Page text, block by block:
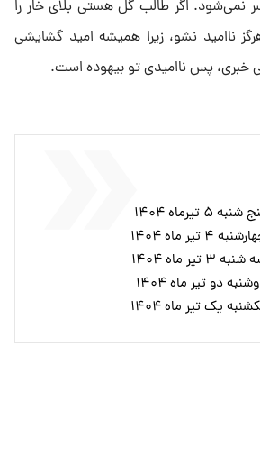
نمی‌شود. اگر طالب گل هستی بلای خار را
ناامید نشو، زیرا همیشه امید گشایشی
خبری، پس ناامیدی تو بیهوده است.
۱۴۰۴
ماه ۱۴۰۴
ماه ۱۴۰۴
دو تیر ماه ۱۴۰۴
یک تیر ماه ۱۴۰۴